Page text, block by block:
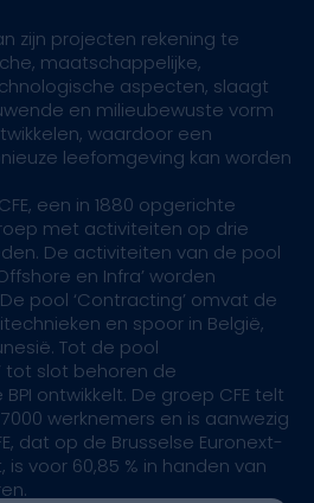
zijn projecten rekening te
maatschappelijke,
aspecten, slaagt
en milieubewuste vorm
waardoor een
leefomgeving kan worden
een in 1880 opgerichte
met activiteiten op drie
De activiteiten van de pool
en Infra’ worden
pool ‘Contracting’ omvat de
en spoor in België,
Tot de pool
tot slot behoren de
ontwikkelt. De groep CFE telt
werknemers en is aanwezig
dat op de Brusselse Euronext-
voor 60,85 % in handen van